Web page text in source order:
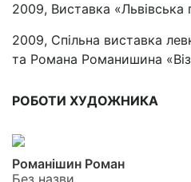
2009, Виставка «Львівська
2009, Спільна виставка
та Романа Романишина
РОБОТИ ХУДОЖНИКА
Романішин Роман
Без назви